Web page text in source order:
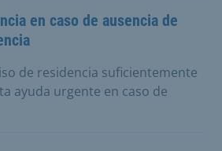
en caso de ausencia de
de residencia suficientemente
ayuda urgente en caso de